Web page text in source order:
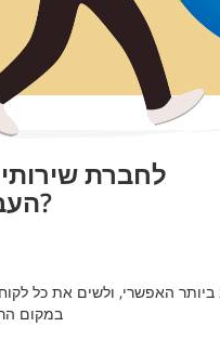
העברת חבילות טובה?
האפשרי, ולשים את כל
במקום